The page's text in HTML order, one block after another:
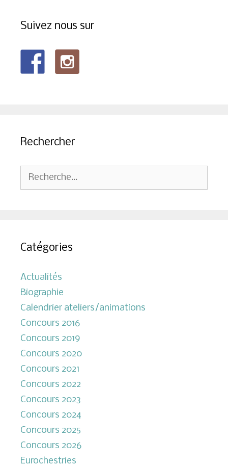
Suivez nous sur
Rechercher
Rechercher :
Catégories
Actualités
Biographie
Calendrier ateliers/animations
Concours 2016
Concours 2019
Concours 2020
Concours 2021
Concours 2022
Concours 2023
Concours 2024
Concours 2025
Concours 2026
Eurochestries